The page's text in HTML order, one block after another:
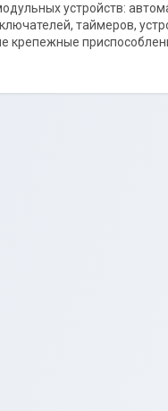
устройств:
таймеров,
крепежные